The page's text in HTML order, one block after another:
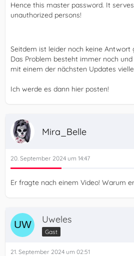
Hence this master password. It
unauthorized persons!
Seitdem ist leider noch keine Antwort
Das Problem besteht immer noch
mit einem der nächsten Updates
Ich werde es dann hier posten!
Mira_Belle
20. September 2024 um 14:47
Er fragte nach einem Video! Warum
Uweles
Gast
21. September 2024 um 02:51